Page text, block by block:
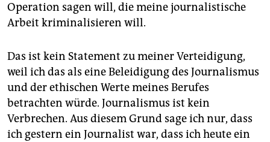
Operation sagen will, die meine journalistische
Arbeit kriminalisieren will.
Das ist kein Statement zu meiner Verteidigung,
weil ich das als eine Beleidigung des Journalismus
und der ethischen Werte meines Berufes
betrachten würde. Journalismus ist kein
Verbrechen. Aus diesem Grund sage ich nur, dass
ich gestern ein Journalist war, dass ich heute ein